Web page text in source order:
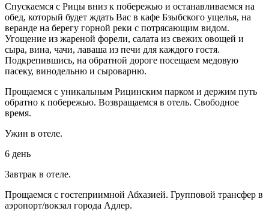
Спускаемся с Рицы вниз к побережью и останавливаемся на
обед, который будет ждать Вас в кафе Бзыбского ущелья, на
веранде на берегу горной реки с потрясающим видом.
Угощение из жареной форели, салата из свежих овощей и
сыра, вина, чачи, лаваша из печи для каждого гостя.
Подкрепившись, на обратной дороге посещаем медовую
пасеку, винодельню и сыроварню.
Прощаемся с уникальным Рицинским парком и держим путь
обратно к побережью. Возвращаемся в отель. Свободное
время.
Ужин в отеле.
6 день
Завтрак в отеле.
Прощаемся с гостеприимной Абхазией. Групповой трансфер в
аэропорт/вокзал города Адлер.